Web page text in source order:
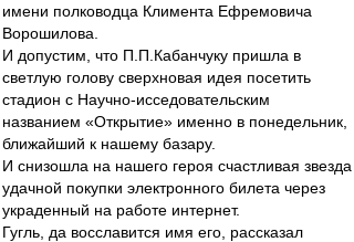
имени полководца Климента Ефремовича
Ворошилова.
И допустим, что П.П.Кабанчуку пришла в
светлую голову сверхновая идея посетить
стадион с Научно-исседовательским
названием «Открытие» именно в понедельник,
ближайший к нашему базару.
И снизошла на нашего героя счастливая звезда
удачной покупки электронного билета через
украденный на работе интернет.
Гугль, да восславится имя его, рассказал